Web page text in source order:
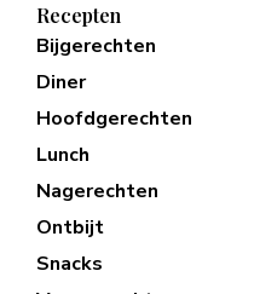
Recepten
Bijgerechten
Diner
Hoofdgerechten
Lunch
Nagerechten
Ontbijt
Snacks